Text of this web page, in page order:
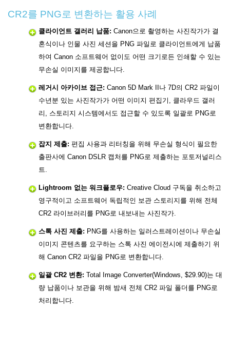
CR2를 PNG로 변환하는 활용 사례
클라이언트 갤러리 납품: Canon으로 촬영하는 사진작가가 결
혼식이나 인물 사진 세션을 PNG 파일로 클라이언트에게 납품
하여 Canon 소프트웨어 없이도 어떤 크기로든 인쇄할 수 있는
무손실 이미지를 제공합니다.
레거시 아카이브 접근: Canon 5D Mark II나 7D의 CR2 파일이
수년분 있는 사진작가가 어떤 이미지 편집기, 클라우드 갤러
리, 스토리지 시스템에서도 접근할 수 있도록 일괄로 PNG로
변환합니다.
잡지 제출: 편집 사용과 리터칭을 위해 무손실 형식이 필요한
출판사에 Canon DSLR 캡처를 PNG로 제출하는 포토저널리스
트.
Lightroom 없는 워크플로우: Creative Cloud 구독을 취소하고
영구적이고 소프트웨어 독립적인 보관 스토리지를 위해 전체
CR2 라이브러리를 PNG로 내보내는 사진작가.
스톡 사진 제출: PNG를 사용하는 일러스트레이션이나 무손실
이미지 콘텐츠를 요구하는 스톡 사진 에이전시에 제출하기 위
해 Canon CR2 파일을 PNG로 변환합니다.
일괄 CR2 변환: Total Image Converter(Windows, $29.90)는 대
량 납품이나 보관을 위해 밤새 전체 CR2 파일 폴더를 PNG로
처리합니다.